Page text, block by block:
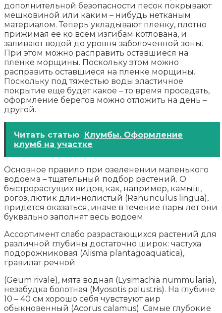
дополнительной безопасности песок покрывают
мешковиной или каким – нибудь нетканым
материалом. Теперь укладывают пленку, плотно
прижимая ее ко всем изгибам котлована, и
заливают водой до уровня заболоченной зоны.
При этом можно расправить оставшиеся на
пленке морщины. Поскольку этом можно
расправить оставшиеся на пленке морщины.
Поскольку под тяжестью воды эластичное
покрытие еще будет какое – то время проседать,
оформление берегов можно отложить на день –
другой.
Читать статью Клумбы. Оформление
клумб на участке
Основное правило при озеленении маленького
водоема – тщательный подбор растений. О
быстрорастущих видов, как, например, камыш,
рогоз, лютик длиннолистый (Ranunculus lingua),
придется оказаться, иначе в течение пары лет они
буквально заполнят весь водоем.
Ассортимент слабо разрастающихся растений для
различной глубины достаточно широк: частуха
подорожниковая (Alisma plantagoaquatica),
гравилат речной
(Geum rivale), мята водная (Lysimachia nummularia),
незабудка болотная (Myosotis palustris). На глубине
10 – 40 см хорошо себя чувствуют аир
обыкновенный (Acorus calamus). Самые глубокие